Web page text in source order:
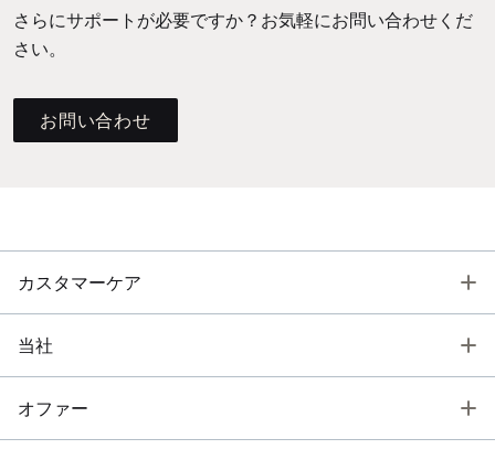
さらにサポートが必要ですか？お気軽にお問い合わせくだ
さい。
お問い合わせ
カスタマーケア
当社
オファー